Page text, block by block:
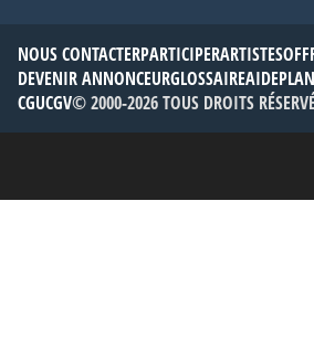
NOUS CONTACTERPARTICIPERARTISTES
DEVENIR ANNONCEURGLOSSAIREAIDE
CGUCGV© 2000-2026 TOUS DROITS